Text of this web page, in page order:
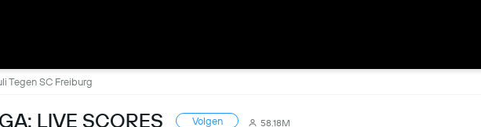
Tegen SC Freiburg
LIVE SCORES Volgen 58.18M